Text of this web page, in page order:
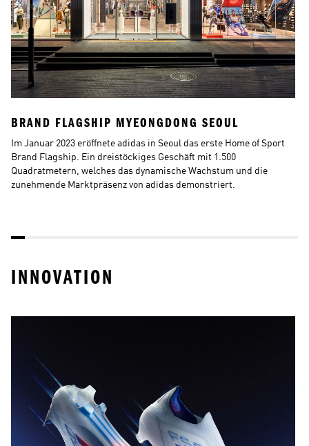
BRAND FLAGSHIP MYEONGDONG SEOUL
Im Januar 2023 eröffnete adidas in Seoul das erste Home of Sport
Brand Flagship. Ein dreistöckiges Geschäft mit 1.500
Quadratmetern, welches das dynamische Wachstum und die
zunehmende Marktpräsenz von adidas demonstriert.
INNOVATION